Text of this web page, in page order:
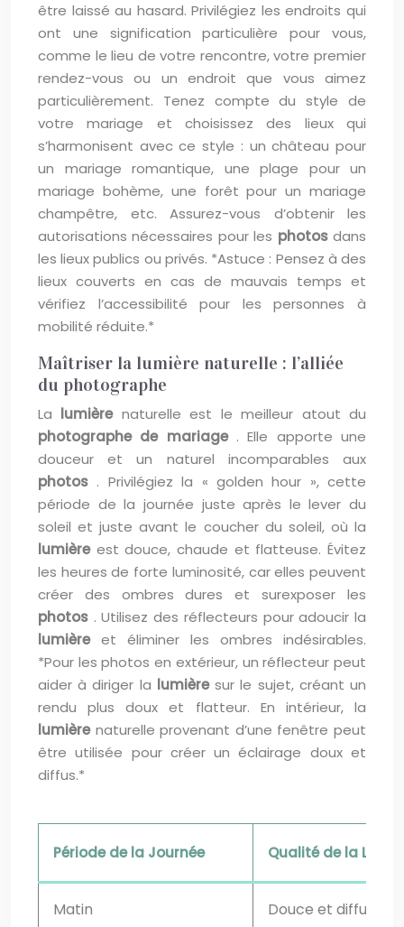
être laissé au hasard. Privilégiez les endroits qui
ont une signification particulière pour vous,
comme le lieu de votre rencontre, votre premier
rendez-vous ou un endroit que vous aimez
particulièrement. Tenez compte du style de
votre mariage et choisissez des lieux qui
s’harmonisent avec ce style : un château pour
un mariage romantique, une plage pour un
mariage bohème, une forêt pour un mariage
champêtre, etc. Assurez-vous d’obtenir les
autorisations nécessaires pour les photosdans
les lieux publics ou privés. *Astuce : Pensez à des
lieux couverts en cas de mauvais temps et
vérifiez l’accessibilité pour les personnes à
mobilité réduite.*
Maîtriser la lumière naturelle : l’alliée
du photographe
La lumière naturelle est le meilleur atout du
photographe de mariage . Elle apporte une
douceur et un naturel incomparables aux
photos . Privilégiez la « golden hour », cette
période de la journée juste après le lever du
soleil et juste avant le coucher du soleil, où la
lumière est douce, chaude et flatteuse. Évitez
les heures de forte luminosité, car elles peuvent
créer des ombres dures et surexposer les
photos . Utilisez des réflecteurs pour adoucir la
lumière et éliminer les ombres indésirables.
*Pour les photos en extérieur, un réflecteur peut
aider à diriger la lumièresur le sujet, créant un
rendu plus doux et flatteur. En intérieur, la
lumière naturelle provenant d’une fenêtre peut
être utilisée pour créer un éclairage doux et
diffus.*
Période de la Journée Qualité de la
Matin Douce et diffuse